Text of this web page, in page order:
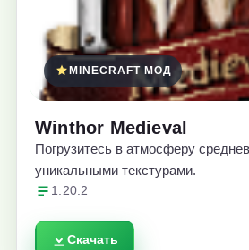
MINECRAFT МОД
Winthor Medieval
Погрузитесь в атмосферу
уникальными текстурами.
1.20.2
Скачать